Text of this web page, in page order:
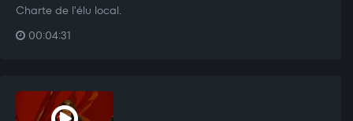
Charte de l'élu local.
00:04:31